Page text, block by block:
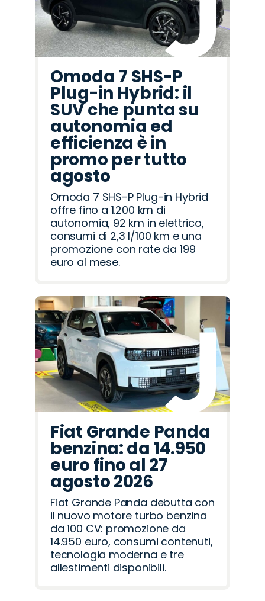
Omoda 7 SHS-P
Plug-in Hybrid: il
SUV che punta su
autonomia ed
efficienza è in
promo per tutto
agosto
Omoda 7 SHS-P Plug-in Hybrid
offre fino a 1.200 km di
autonomia, 92 km in elettrico,
consumi di 2,3 l/100 km e una
promozione con rate da 199
euro al mese.
Fiat Grande Panda
benzina: da 14.950
euro fino al 27
agosto 2026
Fiat Grande Panda debutta con
il nuovo motore turbo benzina
da 100 CV: promozione da
14.950 euro, consumi contenuti,
tecnologia moderna e tre
allestimenti disponibili.